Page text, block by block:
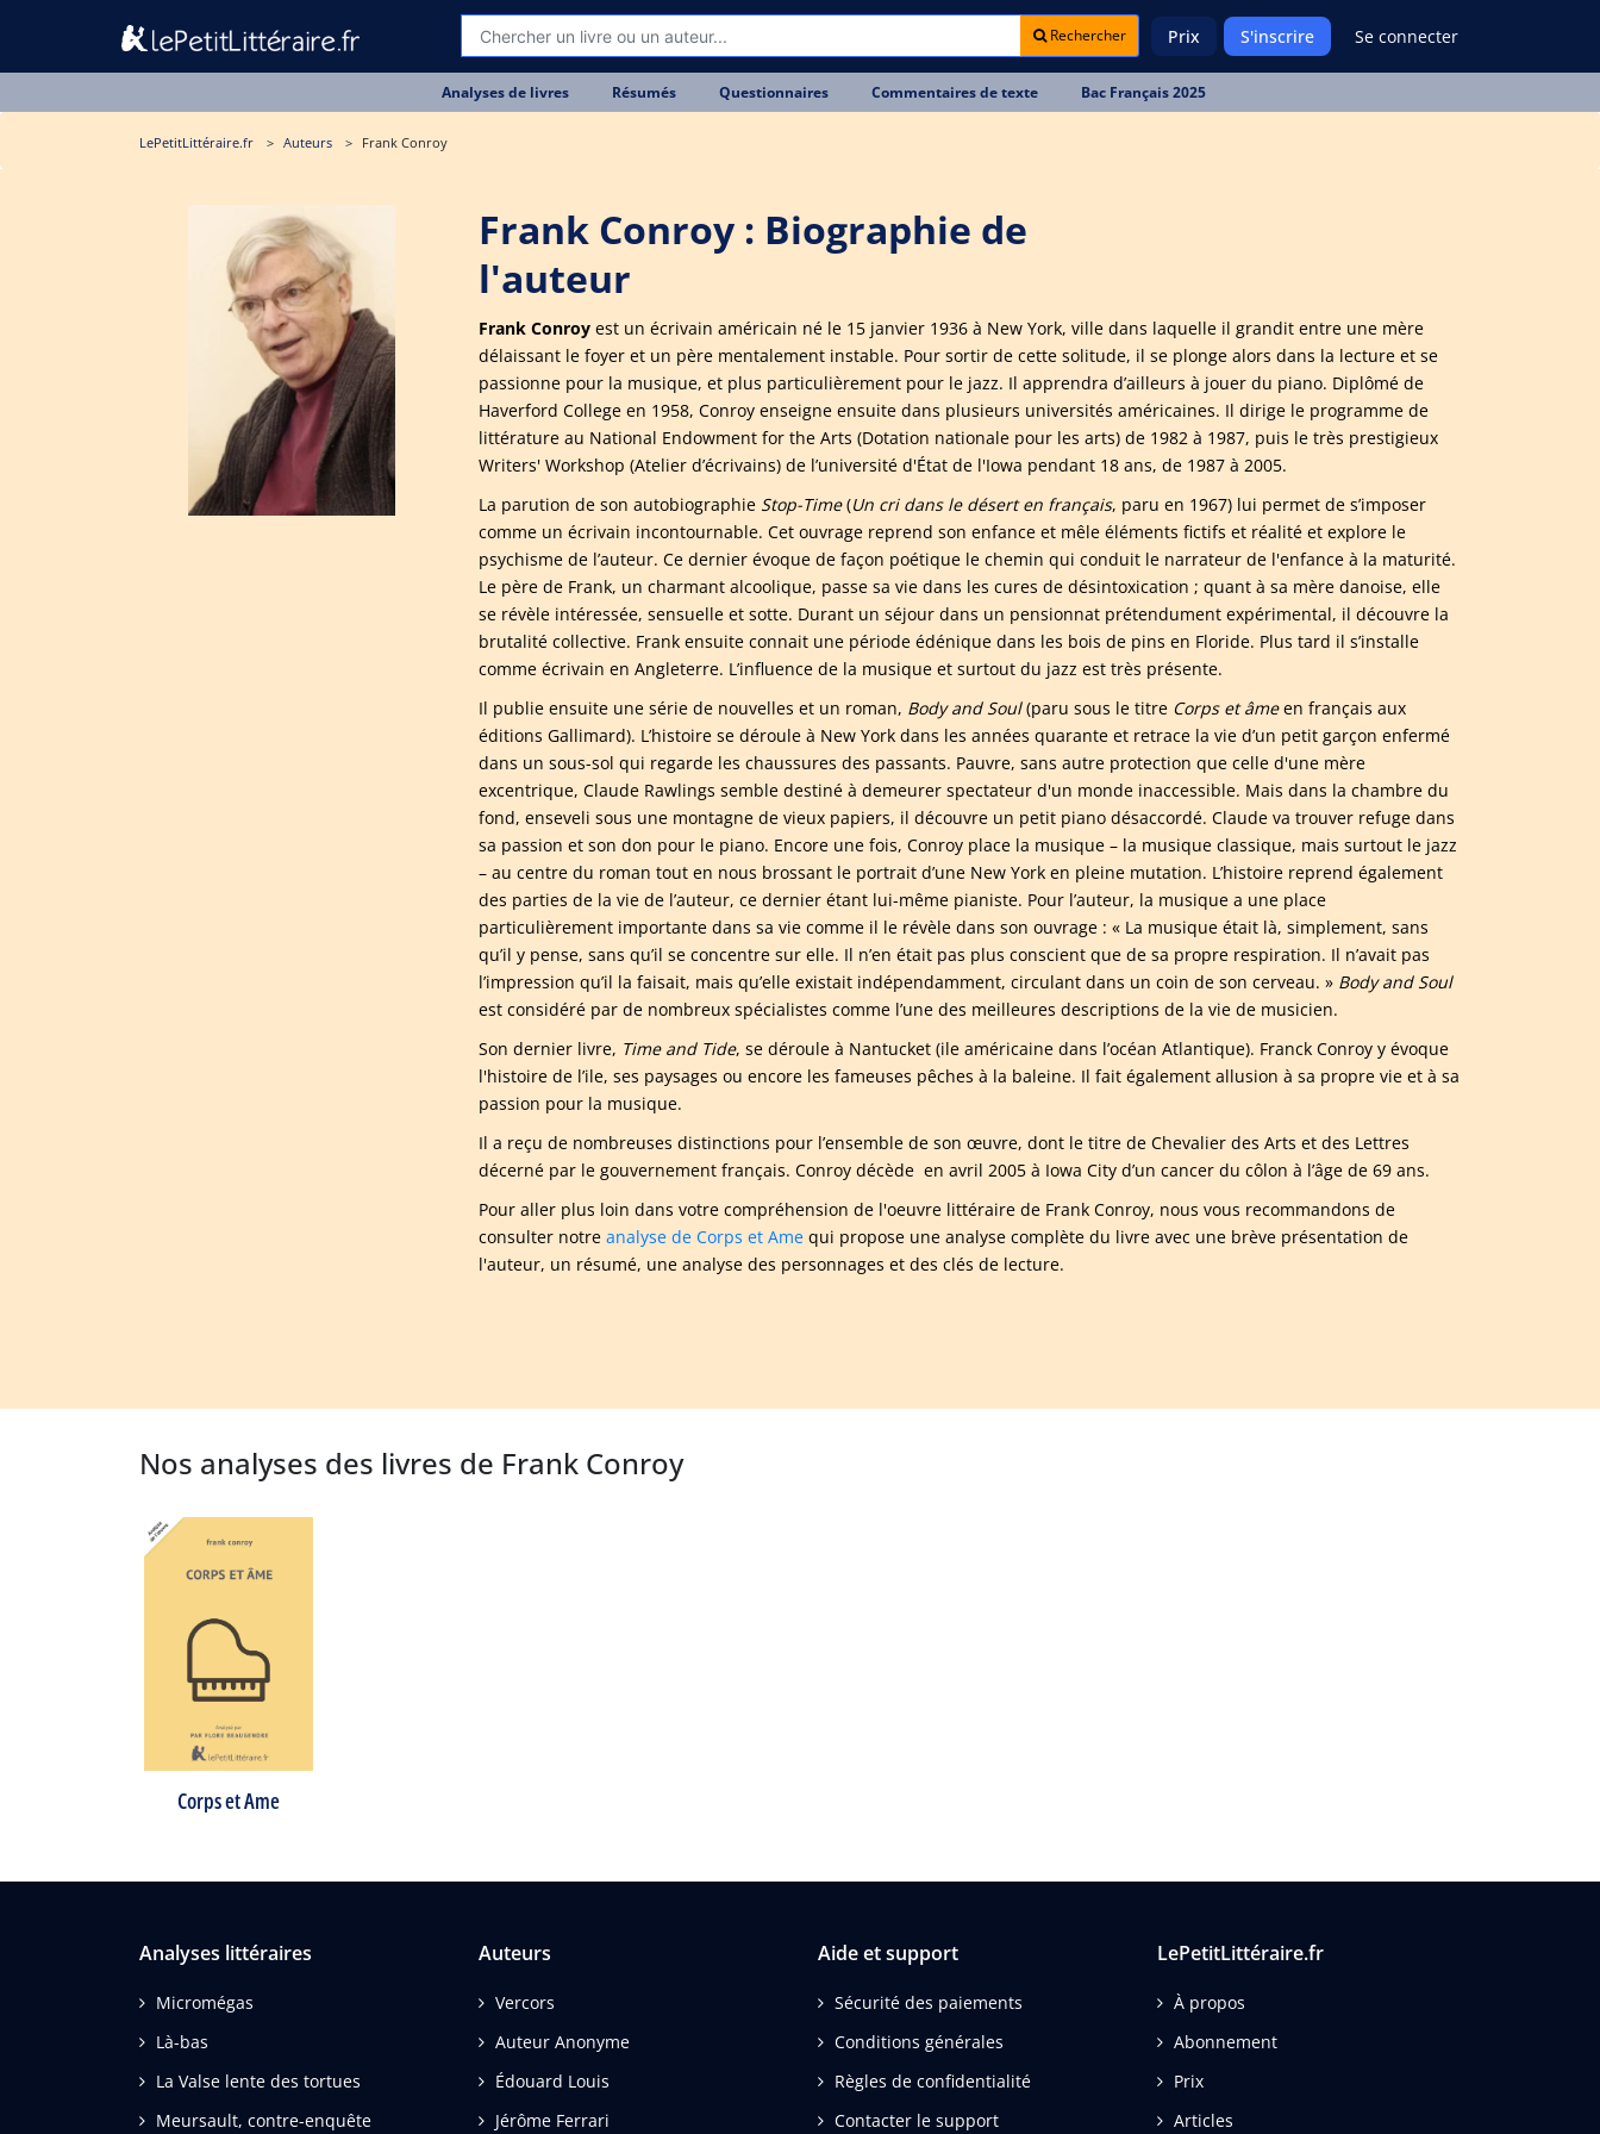
Rechercher Prix S'inscrire Se connecter
Analyses de livres Résumés Questionnaires Commentaires de texte Bac Français 2025
LePetitLittéraire.fr Auteurs Frank Conroy
Frank Conroy : Biographie de
l'auteur
Frank Conroy est un écrivain américain né le 15 janvier 1936 à New York, ville dans laquelle il grandit entre une mère
délaissant le foyer et un père mentalement instable. Pour sortir de cette solitude, il se plonge alors dans la lecture et se
passionne pour la musique, et plus particulièrement pour le jazz. Il apprendra d’ailleurs à jouer du piano. Diplômé de
Haverford College en 1958, Conroy enseigne ensuite dans plusieurs universités américaines. Il dirige le programme de
littérature au National Endowment for the Arts (Dotation nationale pour les arts) de 1982 à 1987, puis le très prestigieux
Writers' Workshop (Atelier d’écrivains) de l’université d'État de l'Iowa pendant 18 ans, de 1987 à 2005.
La parution de son autobiographie Stop-Time(Un cri dans le désert en français, paru en 1967) lui permet de s’imposer
comme un écrivain incontournable. Cet ouvrage reprend son enfance et mêle éléments fictifs et réalité et explore le
psychisme de l’auteur. Ce dernier évoque de façon poétique le chemin qui conduit le narrateur de l'enfance à la maturité.
Le père de Frank, un charmant alcoolique, passe sa vie dans les cures de désintoxication ; quant à sa mère danoise, elle
se révèle intéressée, sensuelle et sotte. Durant un séjour dans un pensionnat prétendument expérimental, il découvre la
brutalité collective. Frank ensuite connait une période édénique dans les bois de pins en Floride. Plus tard il s’installe
comme écrivain en Angleterre. L’influence de la musique et surtout du jazz est très présente.
Il publie ensuite une série de nouvelles et un roman, Body and Soul(paru sous le titre Corps et âmeen français aux
éditions Gallimard). L’histoire se déroule à New York dans les années quarante et retrace la vie d’un petit garçon enfermé
dans un sous-sol qui regarde les chaussures des passants. Pauvre, sans autre protection que celle d'une mère
excentrique, Claude Rawlings semble destiné à demeurer spectateur d'un monde inaccessible. Mais dans la chambre du
fond, enseveli sous une montagne de vieux papiers, il découvre un petit piano désaccordé. Claude va trouver refuge dans
sa passion et son don pour le piano. Encore une fois, Conroy place la musique – la musique classique, mais surtout le jazz
– au centre du roman tout en nous brossant le portrait d’une New York en pleine mutation. L’histoire reprend également
des parties de la vie de l’auteur, ce dernier étant lui-même pianiste. Pour l’auteur, la musique a une place
particulièrement importante dans sa vie comme il le révèle dans son ouvrage : « La musique était là, simplement, sans
qu’il y pense, sans qu’il se concentre sur elle. Il n’en était pas plus conscient que de sa propre respiration. Il n’avait pas
l’impression qu’il la faisait, mais qu’elle existait indépendamment, circulant dans un coin de son cerveau. » Body and Soul
est considéré par de nombreux spécialistes comme l’une des meilleures descriptions de la vie de musicien.
Son dernier livre, Time and Tide, se déroule à Nantucket (ile américaine dans l’océan Atlantique). Franck Conroy y évoque
l'histoire de l’ile, ses paysages ou encore les fameuses pêches à la baleine. Il fait également allusion à sa propre vie et à sa
passion pour la musique.
Il a reçu de nombreuses distinctions pour l’ensemble de son œuvre, dont le titre de Chevalier des Arts et des Lettres
décerné par le gouvernement français. Conroy décède en avril 2005 à Iowa City d’un cancer du côlon à l’âge de 69 ans.
Pour aller plus loin dans votre compréhension de l'oeuvre littéraire de Frank Conroy, nous vous recommandons de
consulter notre analyse de Corps et Ame qui propose une analyse complète du livre avec une brève présentation de
l'auteur, un résumé, une analyse des personnages et des clés de lecture.
Nos analyses des livres de Frank Conroy
Corps et Ame
Analyses littéraires
Micromégas
Là-bas
La Valse lente des tortues
Meursault, contre-enquête
Auteurs
Vercors
Auteur Anonyme
Édouard Louis
Jérôme Ferrari
Aide et support
Sécurité des paiements
Conditions générales
Règles de confidentialité
Contacter le support
LePetitLittéraire.fr
À propos
Abonnement
Prix
Articles